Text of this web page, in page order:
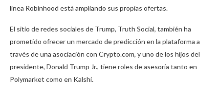
línea Robinhood está ampliando sus propias ofertas.
El sitio de redes sociales de Trump, Truth Social, también ha
prometido ofrecer un mercado de predicción en la plataforma a
través de una asociación con Crypto.com, y uno de los hijos del
presidente, Donald Trump Jr., tiene roles de asesoría tanto en
Polymarket como en Kalshi.